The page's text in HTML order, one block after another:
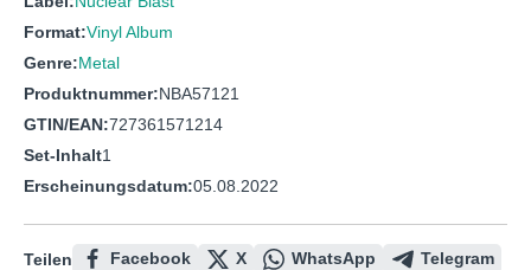
Format:Vinyl Album
Genre:Metal
Produktnummer:NBA57121
GTIN/EAN:727361571214
Set-Inhalt1
Erscheinungsdatum:05.08.2022
Teilen Facebook X WhatsApp
Telegram